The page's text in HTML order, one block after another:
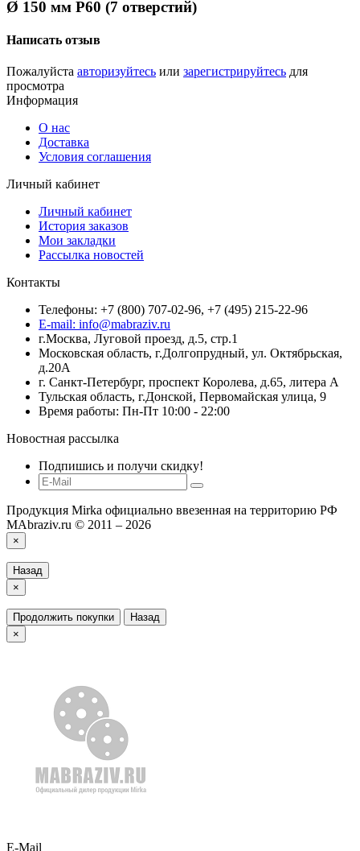
Ø 150 мм P60 (7 отверстий)
Написать отзыв
Пожалуйста авторизуйтесь или зарегистрируйтесь для
просмотра
Информация
О нас
Доставка
Условия соглашения
Личный кабинет
Личный кабинет
История заказов
Мои закладки
Рассылка новостей
Контакты
Телефоны: +7 (800) 707-02-96, +7 (495) 215-22-96
E-mail: info@mabraziv.ru
г.Москва, Луговой проезд, д.5, стр.1
Московская область, г.Долгопрудный, ул. Октябрьская,
д.20А
г. Санкт-Петербург, проспект Королева, д.65, литера А
Тульская область, г.Донской, Первомайская улица, 9
Время работы: Пн-Пт 10:00 - 22:00
Новостная рассылка
Подпишись и получи скидку!
Продукция Mirka официально ввезенная на территорию РФ
MAbraziv.ru © 2011 – 2026
×
Назад
×
Продолжить покупки
Назад
×
E-Mail